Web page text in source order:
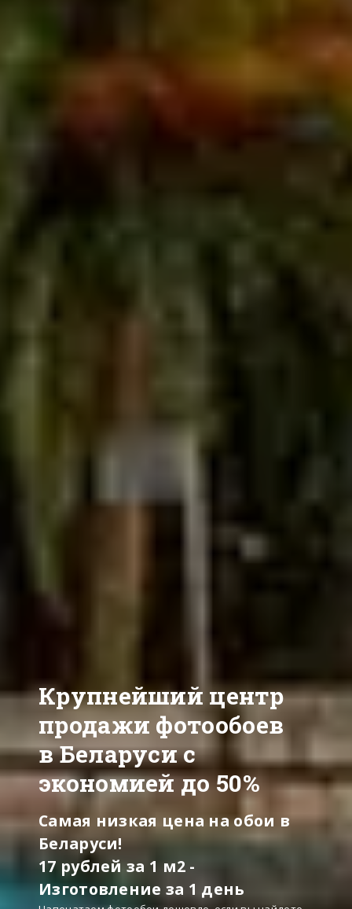
Крупнейший центр
продажи фотообоев
в Беларуси с
экономией до 50%
Самая низкая цена на обои в
Беларуси!
17 рублей за 1 м2 -
Изготовление за 1 день